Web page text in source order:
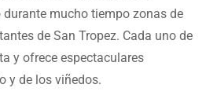
durante mucho tiempo zonas de
de San Tropez. Cada uno de
y ofrece espectaculares
y de los viñedos.